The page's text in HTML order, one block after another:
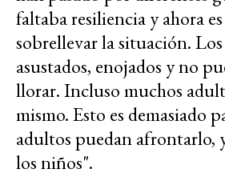
faltaba resiliencia y ahora
sobrellevar la situación.
asustados, enojados y no
llorar. Incluso muchos
mismo. Esto es demasiado
adultos puedan afrontarlo,
los niños".